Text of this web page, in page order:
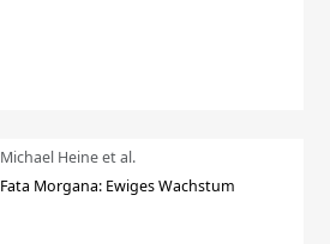
Michael Heine et al.
Fata Morgana: Ewiges Wachstum